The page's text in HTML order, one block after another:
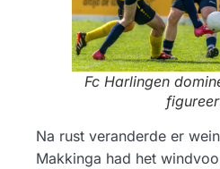
Fc Harlingen
Na rust veranderde er
Makkinga had het